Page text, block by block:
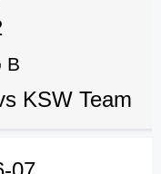
B
KSW Team